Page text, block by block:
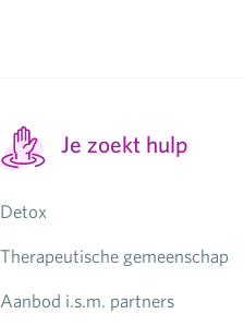
Je zoekt hulp
Detox
Therapeutische gemeenschap
Aanbod i.s.m. partners